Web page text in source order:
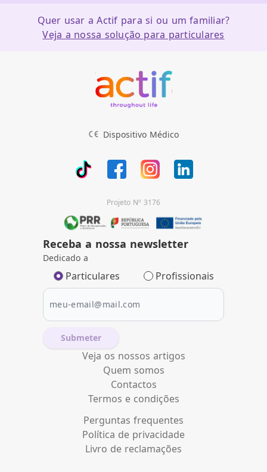
Quer usar a Actif para si ou um familiar?
Veja a nossa solução para particulares
Dispositivo Médico
Projeto Nº 3176
Veja os nossos artigos
Quem somos
Contactos
Termos e condições
Perguntas frequentes
Política de privacidade
Livro de reclamações
Receba a nossa newsletter
Dedicado a
Particulares Profissionais
Submeter